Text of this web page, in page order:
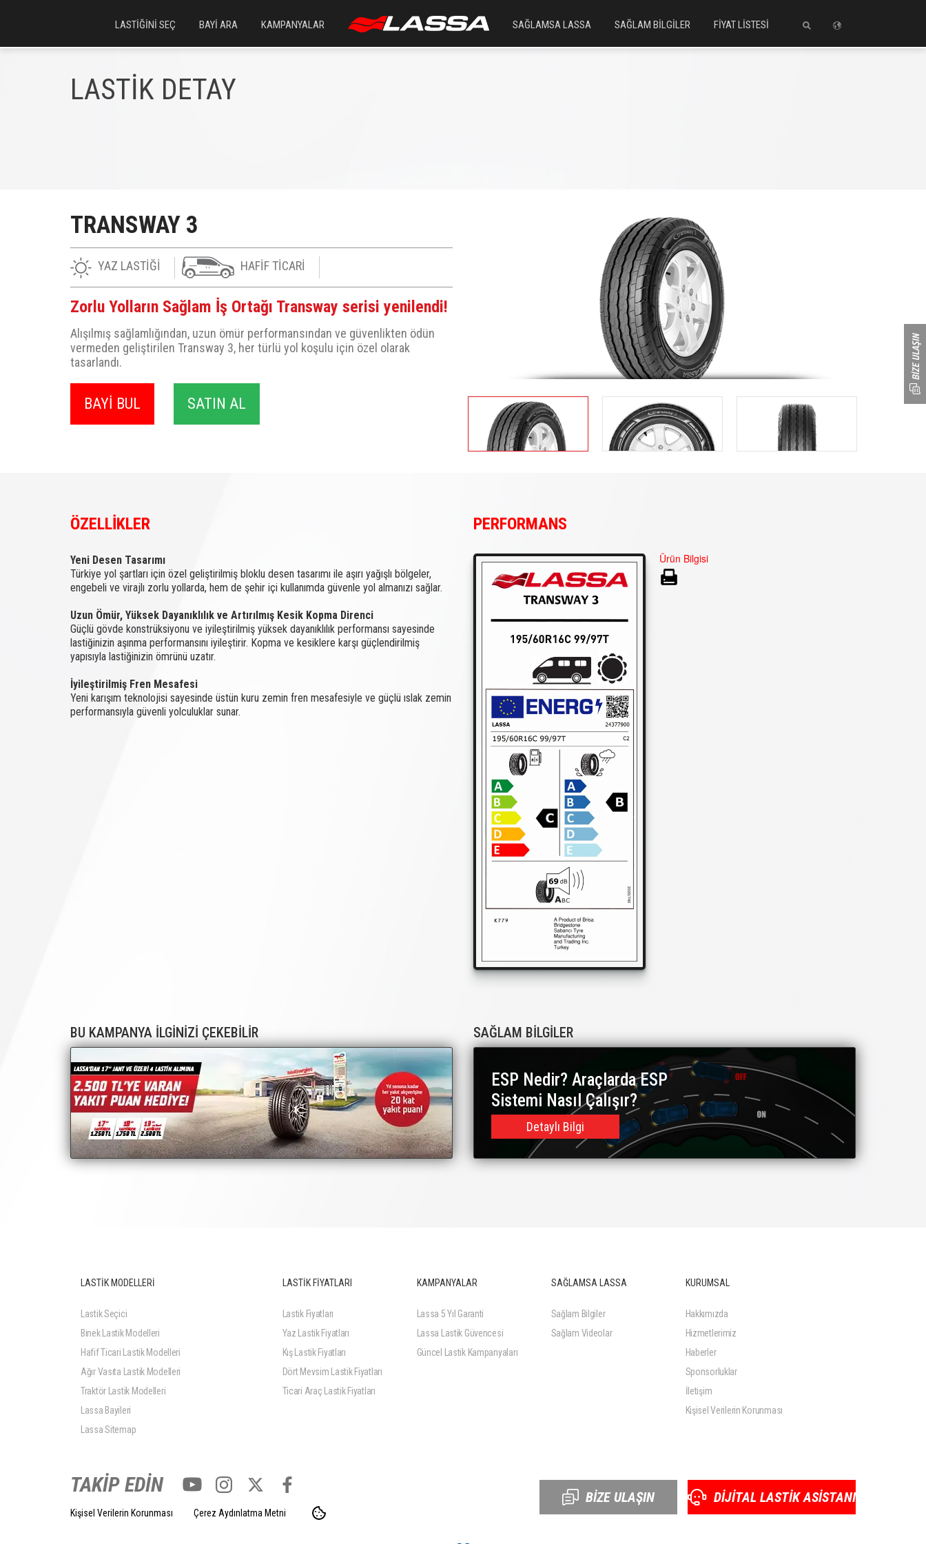
LASTİĞİNİ SEÇ BAYİ ARA KAMPANYALAR SAĞLAMSA LASSA SAĞLAM BİLGİLER FİYAT LİSTESİ
LASTİK DETAY
TRANSWAY 3
YAZ LASTİĞİ HAFİF TİCARİ
Zorlu Yolların Sağlam İş Ortağı Transway serisi yenilendi!
Alışılmış sağlamlığından, uzun ömür performansından ve güvenlikten ödün
vermeden geliştirilen Transway 3, her türlü yol koşulu için özel olarak
tasarlandı.
BAYİ BUL SATIN AL
ÖZELLİKLER
Yeni Desen Tasarımı
Türkiye yol şartları için özel geliştirilmiş bloklu desen tasarımı ile aşırı yağışlı bölgeler,
engebeli ve virajlı zorlu yollarda, hem de şehir içi kullanımda güvenle yol almanızı sağlar.
Uzun Ömür, Yüksek Dayanıklılık ve Artırılmış Kesik Kopma Direnci
Güçlü gövde konstrüksiyonu ve iyileştirilmiş yüksek dayanıklılık performansı sayesinde
lastiğinizin aşınma performansını iyileştirir. Kopma ve kesiklere karşı güçlendirilmiş
yapısıyla lastiğinizin ömrünü uzatır.
İyileştirilmiş Fren Mesafesi
Yeni karışım teknolojisi sayesinde üstün kuru zemin fren mesafesiyle ve güçlü ıslak zemin
performansıyla güvenli yolculuklar sunar.
PERFORMANS
Ürün Bilgisi
BU KAMPANYA İLGİNİZİ ÇEKEBİLİR SAĞLAM BİLGİLER
ESP Nedir? Araçlarda ESP
Sistemi Nasıl Çalışır?
Detaylı Bilgi
LASTİK MODELLERİ
Lastik Seçici
Binek Lastik Modelleri
Hafif Ticari Lastik Modelleri
Ağır Vasıta Lastik Modelleri
Traktör Lastik Modelleri
Lassa Bayileri
Lassa Sitemap
LASTİK FİYATLARI
Lastik Fiyatları
Yaz Lastik Fiyatları
Kış Lastik Fiyatları
Dört Mevsim Lastik Fiyatları
Ticari Araç Lastik Fiyatları
KAMPANYALAR
Lassa 5 Yıl Garanti
Lassa Lastik Güvencesi
Güncel Lastik Kampanyaları
SAĞLAMSA LASSA
Sağlam Bilgiler
Sağlam Videolar
KURUMSAL
Hakkımızda
Hizmetlerimiz
Haberler
Sponsorluklar
İletişim
Kişisel Verilerin Korunması
TAKİP EDİN
Kişisel Verilerin Korunması Çerez Aydınlatma Metni
BİZE ULAŞIN DİJİTAL LASTİK ASİSTANI